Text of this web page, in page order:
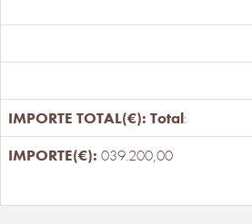
Total:
039.200,00